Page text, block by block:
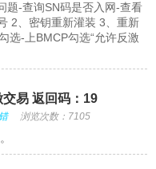
题-查询SN码是否入网-查看
2、密钥重新灌装 3、重新
选-上BMCP勾选“允许反激
易 返回码：19
浏览次数：7105